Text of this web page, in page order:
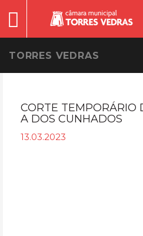
TORRES VEDRAS
CORTE TEMPORÁRIO
A DOS CUNHADOS
13.03.2023